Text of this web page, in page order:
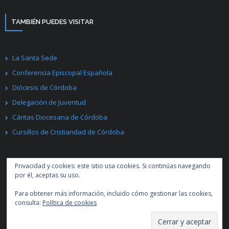
TAMBIÉN PUEDES VISITAR
La Santa Sede
Conferencia Episcopal Española
Diócesis de Córdoba
Delegación de Juventud
Cáritas Diocesana de Córdoba
Cursillos de Cristiandad de Córdoba
Desarrollado porThink Up Themes Ltd. Creado conWordPress.
Privacidad y cookies: este sitio usa cookies. Si continúas navegando
por él, aceptas su uso.
Para obtener más información, incluido cómo gestionar las cookies,
consulta: Política de cookies